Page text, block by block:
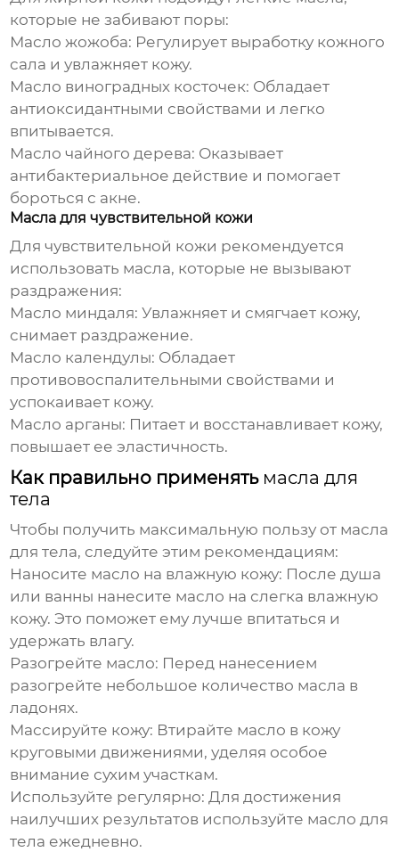
которые не забивают поры:
Масло жожоба: Регулирует выработку кожного
сала и увлажняет кожу.
Масло виноградных косточек: Обладает
антиоксидантными свойствами и легко
впитывается.
Масло чайного дерева: Оказывает
антибактериальное действие и помогает
бороться с акне.
Масла для чувствительной кожи
Для чувствительной кожи рекомендуется
использовать масла, которые не вызывают
раздражения:
Масло миндаля: Увлажняет и смягчает кожу,
снимает раздражение.
Масло календулы: Обладает
противовоспалительными свойствами и
успокаивает кожу.
Масло арганы: Питает и восстанавливает кожу,
повышает ее эластичность.
Как правильно применять масла для
тела
Чтобы получить максимальную пользу от масла
для тела, следуйте этим рекомендациям:
Наносите масло на влажную кожу: После душа
или ванны нанесите масло на слегка влажную
кожу. Это поможет ему лучше впитаться и
удержать влагу.
Разогрейте масло: Перед нанесением
разогрейте небольшое количество масла в
ладонях.
Массируйте кожу: Втирайте масло в кожу
круговыми движениями, уделяя особое
внимание сухим участкам.
Используйте регулярно: Для достижения
наилучших результатов используйте масло для
тела ежедневно.